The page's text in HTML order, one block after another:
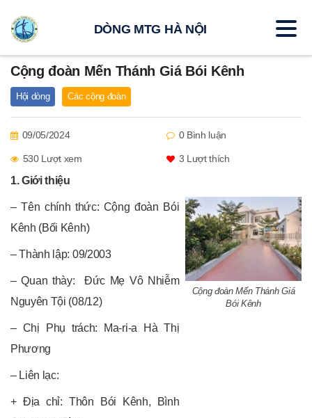
Cộng đoàn Mến Thánh Giá Bói Kênh
Hội dòng Các cộng đoàn
09/05/2024 0 Bình luận
530 Lượt xem 3 Lượt thích
1. Giới thiệu
– Tên chính thức: Cộng đoàn Bói
Kênh (Bối Kênh)
– Thành lập: 09/2003
– Quan thày: Đức Mẹ Vô Nhiễm
Nguyên Tội (08/12)
– Chị Phụ trách: Ma-ri-a Hà Thị
Phương
– Liên lạc:
+ Địa chỉ: Thôn Bói Kênh, Bình
Cộng đoàn Mến Thánh Giá
Bói Kênh
DÒNG MTG HÀ NỘI